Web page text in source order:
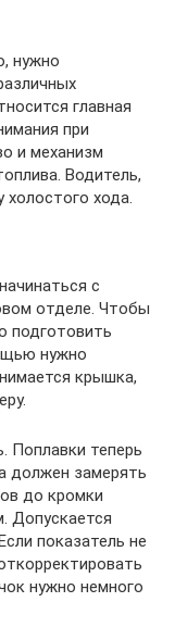
нужно
главная
при
и механизм
Водитель,
холостого хода.
с
отделе. Чтобы
подготовить
нужно
крышка,
Поплавки теперь
должен замерять
до кромки
Допускается
показатель не
нужно немного